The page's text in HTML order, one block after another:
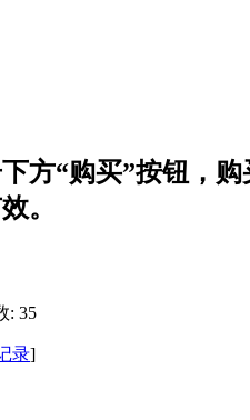
方“购买”按钮，
。
: 35
录]